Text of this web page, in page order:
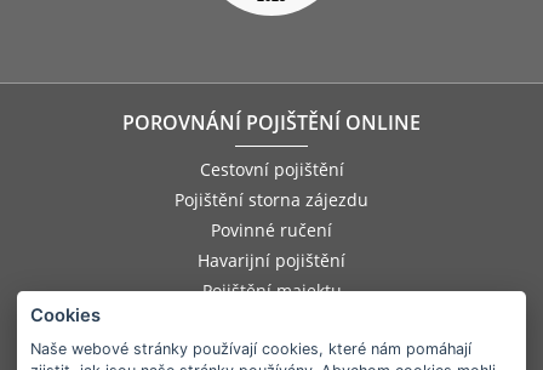
POROVNÁNÍ POJIŠTĚNÍ ONLINE
Cestovní pojištění
Pojištění storna zájezdu
Povinné ručení
Havarijní pojištění
Pojištění majektu
Pojištění asistenčních služeb
Cookies
Naše webové stránky používají cookies, které nám pomáhají